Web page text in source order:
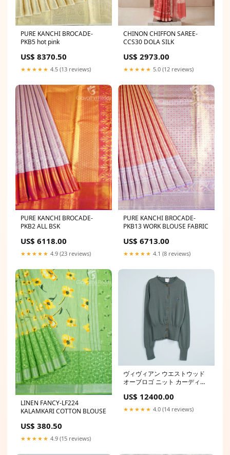
PURE KANCHI BROCADE-
PKB5 hot pink
US$ 8370.50
★★★★★ 4.5 (13 reviews)
CHINON CHIFFON SAREE-
CCS30 DOLA SILK
US$ 2973.00
★★★★★ 5.0 (12 reviews)
PURE KANCHI BROCADE-
PKB2 ALL BSK
US$ 6118.00
★★★★★ 4.9 (23 reviews)
PURE KANCHI BROCADE-
PKB13 WORK BLOUSE FABRIC
US$ 6713.00
★★★★★ 4.1 (8 reviews)
LINEN FANCY-LF224
KALAMKARI COTTON BLOUSE
US$ 380.50
★★★★★ 4.9 (15 reviews)
ヴィヴィアン ウエストウッド
オーブロゴ ニット カーディガ
US$ 12400.00
★★★★★ 4.0 (14 reviews)